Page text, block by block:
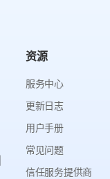
资源
服务中心
更新日志
用户手册
常见问题
信任服务提供商